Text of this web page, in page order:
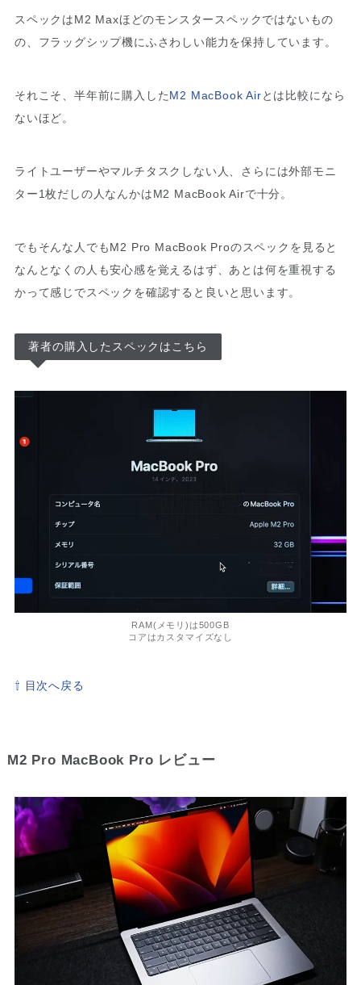
スペックはM2 Maxほどのモンスタースペックではないもの
の、フラッグシップ機にふさわしい能力を保持しています。
それこそ、半年前に購入したM2 MacBook Airとは比較になら
ないほど。
ライトユーザーやマルチタスクしない人、さらには外部モニ
ター1枚だしの人なんかはM2 MacBook Airで十分。
でもそんな人でもM2 Pro MacBook Proのスペックを見ると
なんとなくの人も安心感を覚えるはず、あとは何を重視する
かって感じでスペックを確認すると良いと思います。
著者の購入したスペックはこちら
RAM(メモリ)は500GB
コアはカスタマイズなし
⇧ 目次へ戻る
M2 Pro MacBook Pro レビュー